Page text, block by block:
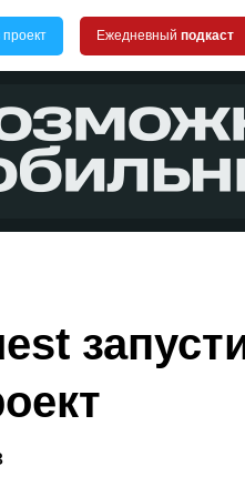
проект Ежедневный подкаст